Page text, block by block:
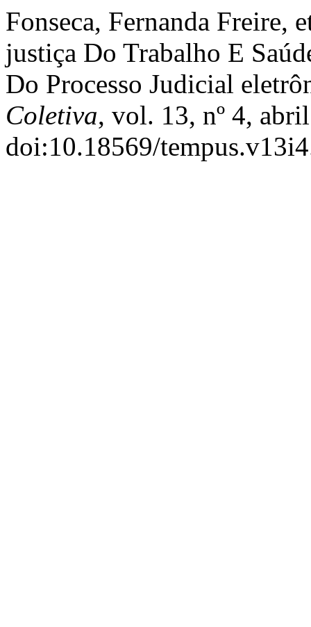
Fonseca, Fernanda Freire,
justiça Do Trabalho E
Do Processo Judicial
Coletiva, vol. 13, nº 4,
doi:10.18569/